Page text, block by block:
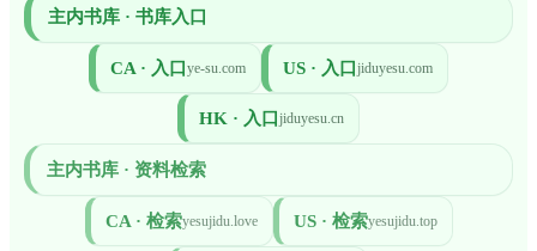
主内书库 · 书库入口
CA · 入口 ye-su.com US · 入口 jiduyesu.com
HK · 入口 jiduyesu.cn
主内书库 · 资料检索
CA · 检索yesujidu.love US · 检索yesujidu.top